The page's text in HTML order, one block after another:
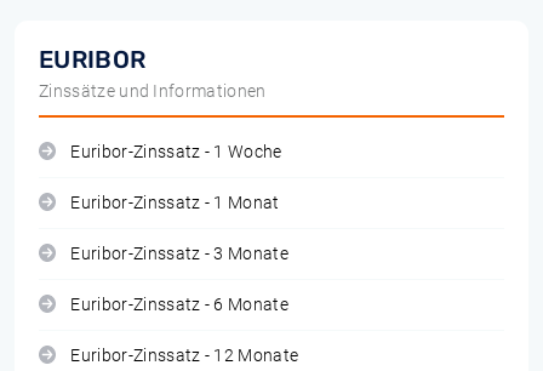
EURIBOR
Zinssätze und Informationen
Euribor-Zinssatz - 1 Woche
Euribor-Zinssatz - 1 Monat
Euribor-Zinssatz - 3 Monate
Euribor-Zinssatz - 6 Monate
Euribor-Zinssatz - 12 Monate